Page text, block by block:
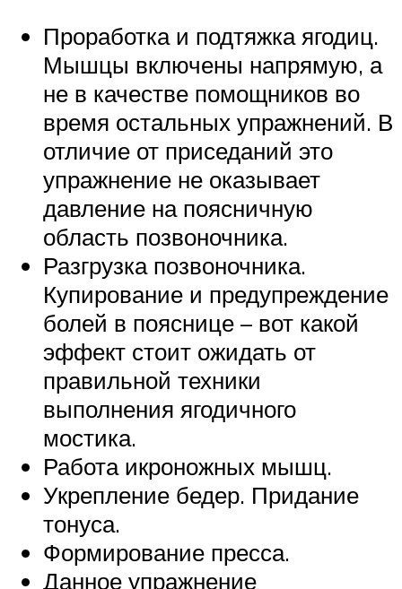
Проработка и подтяжка ягодиц.
Мышцы включены напрямую, а
не в качестве помощников во
время остальных упражнений. В
отличие от приседаний это
упражнение не оказывает
давление на поясничную
область позвоночника.
Разгрузка позвоночника.
Купирование и предупреждение
болей в пояснице – вот какой
эффект стоит ожидать от
правильной техники
выполнения ягодичного
мостика.
Работа икроножных мышц.
Укрепление бедер. Придание
тонуса.
Формирование пресса.
Данное упражнение